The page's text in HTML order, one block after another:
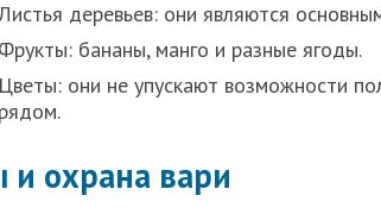
деревьев: они являются
Фрукты: бананы, манго и разные ягоды.
Цветы: они не упускают возможности
рядом.
и охрана вари